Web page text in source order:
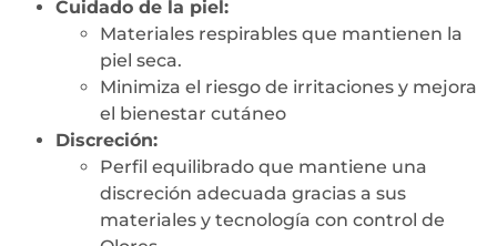
Cuidado de la piel:
Materiales respirables que mantienen la
piel seca.
Minimiza el riesgo de irritaciones y mejora
el bienestar cutáneo
Discreción:
Perfil equilibrado que mantiene una
discreción adecuada gracias a sus
materiales y tecnología con control de